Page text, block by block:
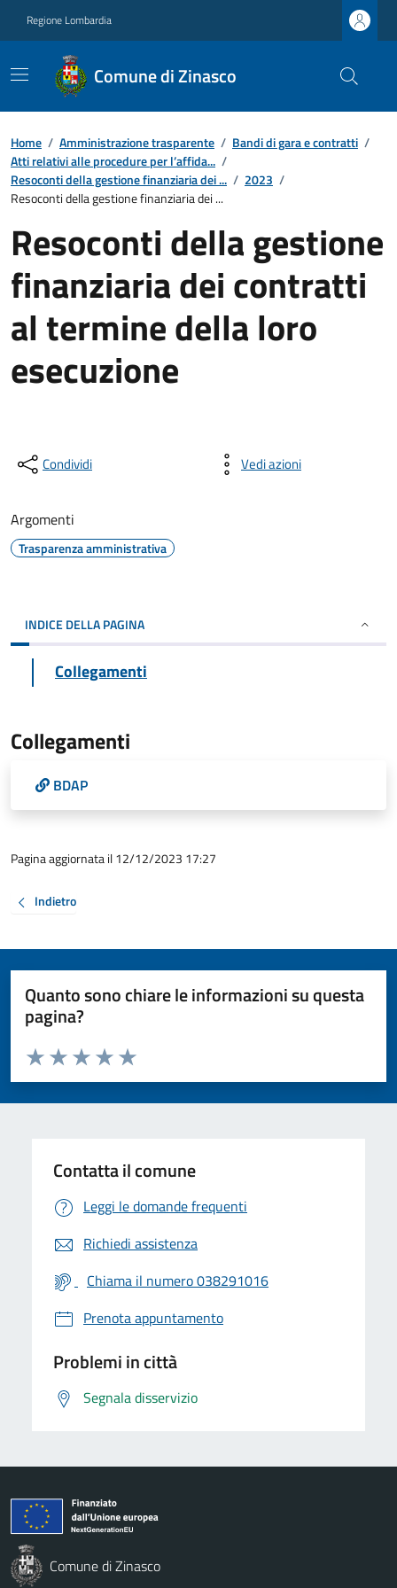
Regione Lombardia
Comune di Zinasco
Home / Amministrazione trasparente / Bandi di gara e contratti /
Atti relativi alle procedure per l’affida... /
Resoconti della gestione finanziaria dei ... / 2023 /
Resoconti della gestione finanziaria dei ...
Resoconti della gestione
finanziaria dei contratti
al termine della loro
esecuzione
Condividi Vedi azioni
Argomenti
Trasparenza amministrativa
INDICE DELLA PAGINA
Collegamenti
Collegamenti
BDAP
Pagina aggiornata il 12/12/2023 17:27
Indietro
Quanto sono chiare le informazioni su questa
pagina?
Valuta da 1 a 5 stelle la pagina
Valuta 5 stelle su 5
Valuta 4 stelle su 5
Valuta 3 stelle su 5
Valuta 2 stelle su 5
Valuta 1 stelle su 5
Contatta il comune
Leggi le domande frequenti
Richiedi assistenza
Chiama il numero 038291016
Prenota appuntamento
Problemi in città
Segnala disservizio
Comune di Zinasco